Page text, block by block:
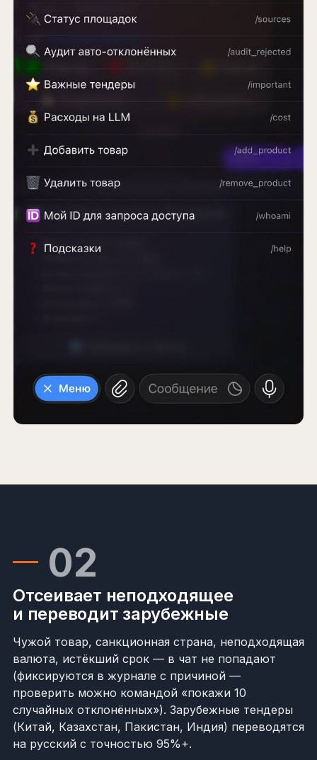
02
Отсеивает неподходящее
и переводит зарубежные
Чужой товар, санкционная страна, неподходящая
валюта, истёкший срок — в чат не попадают
(фиксируются в журнале с причиной —
проверить можно командой «покажи 10
случайных отклонённых»). Зарубежные тендеры
(Китай, Казахстан, Пакистан, Индия) переводятся
на русский с точностью 95%+.